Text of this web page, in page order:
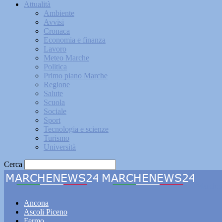
Attualità
Ambiente
Avvisi
Cronaca
Economia e finanza
Lavoro
Meteo Marche
Politica
Primo piano Marche
Regione
Salute
Scuola
Sociale
Sport
Tecnologia e scienze
Turismo
Università
Cerca
Ancona
Ascoli Piceno